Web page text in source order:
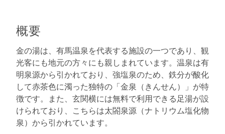
概要
金の湯は、有馬温泉を代表する施設の一つであり、観
光客にも地元の方々にも親しまれています。温泉は有
明泉源から引かれており、強塩泉のため、鉄分が酸化
して赤茶色に濁った独特の「金泉（きんせん）」が特
徴です。また、玄関横には無料で利用できる足湯が設
けられており、こちらは太閤泉源（ナトリウム塩化物
泉）から引かれています。